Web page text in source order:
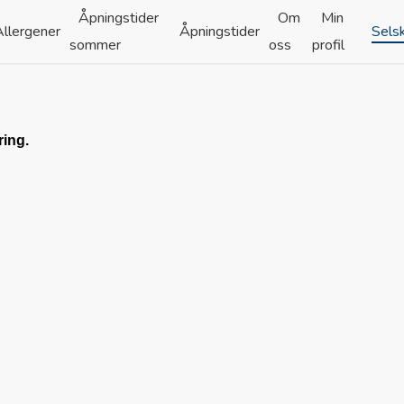
Åpningstider
sommer
Åpningstider
Om
oss
Min
profil